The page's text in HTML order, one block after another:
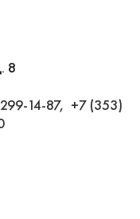
8
14-87, +7 (353)